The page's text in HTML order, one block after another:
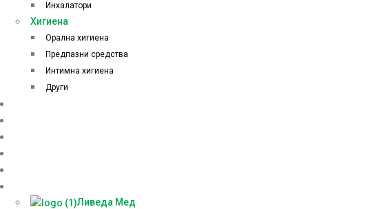
Инхалатори
Хигиена
Орална хигиена
Предпазни средства
Интимна хигиена
Други
Ливеда Мед